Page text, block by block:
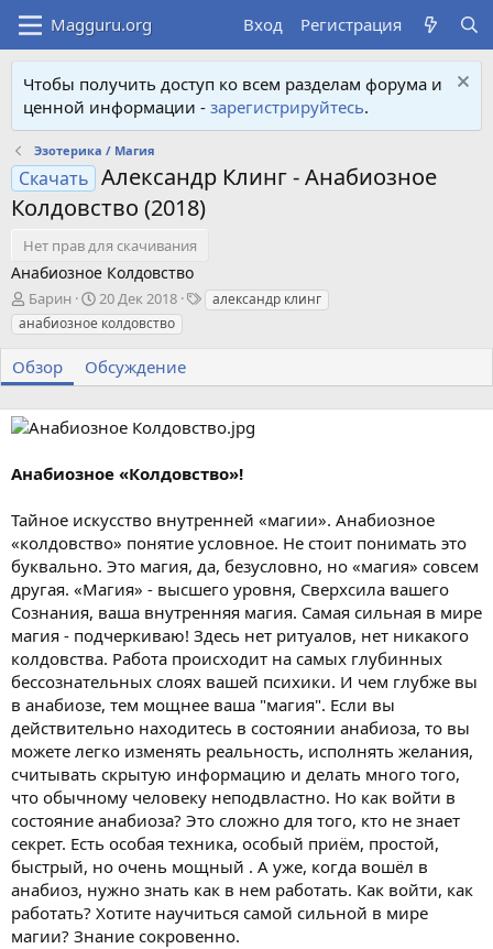
Вход Регистрация
Чтобы получить доступ ко всем разделам форума и
ценной информации - зарегистрируйтесь.
Эзотерика / Магия
Скачать Александр Клинг - Анабиозное
Колдовство (2018)
Нет прав для скачивания
Анабиозное Колдовство
А
в
т
о
р
Барин
Д
а
т
а
с
д
н
я
20 Дек 2018
Т александр клинг
анабиозное колдовство
Обзор Обсуждение
Анабиозное «Колдовство»!
Тайное искусство внутренней «магии». Анабиозное
«колдовство» понятие условное. Не стоит понимать это
буквально. Это магия, да, безусловно, но «магия» совсем
другая. «Магия» - высшего уровня, Сверхсила вашего
Сознания, ваша внутренняя магия. Самая сильная в мире
магия - подчеркиваю! Здесь нет ритуалов, нет никакого
колдовства. Работа происходит на самых глубинных
бессознательных слоях вашей психики. И чем глубже вы
в анабиозе, тем мощнее ваша "магия". Если вы
действительно находитесь в состоянии анабиоза, то вы
можете легко изменять реальность, исполнять желания,
считывать скрытую информацию и делать много того,
что обычному человеку неподвластно. Но как войти в
состояние анабиоза? Это сложно для того, кто не знает
секрет. Есть особая техника, особый приём, простой,
быстрый, но очень мощный . А уже, когда вошёл в
анабиоз, нужно знать как в нем работать. Как войти, как
работать? Хотите научиться самой сильной в мире
магии? Знание сокровенно.